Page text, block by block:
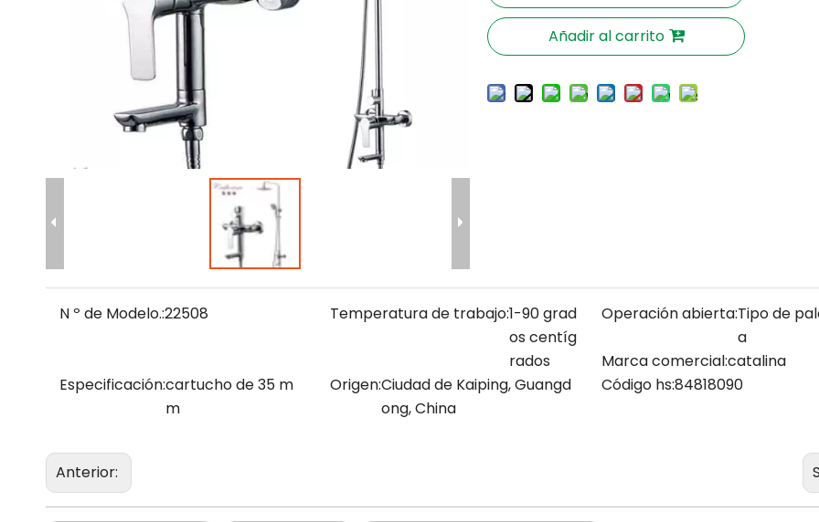
Añadir al carrito
N º de Modelo.:22508 Temperatura de trabajo:1-90 grad
os centíg
rados
Operación abierta:Tipo de
a
Marca comercial:catalina
Especificación:cartucho de 35 m
m
Origen:Ciudad de Kaiping, Guangd
ong, China
Código hs:84818090
Anterior: